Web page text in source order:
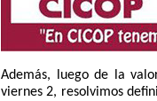
Además, luego de la
viernes 2, resolvimos